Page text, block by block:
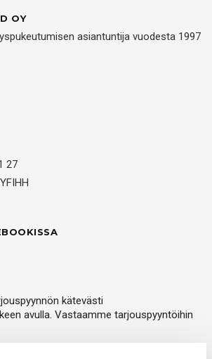
OY
asiantuntija vuodesta 1997
27
kätevästi
avulla. Vastaamme tarjouspyyntöihin